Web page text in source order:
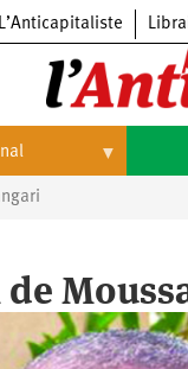
L’Anticapitaliste